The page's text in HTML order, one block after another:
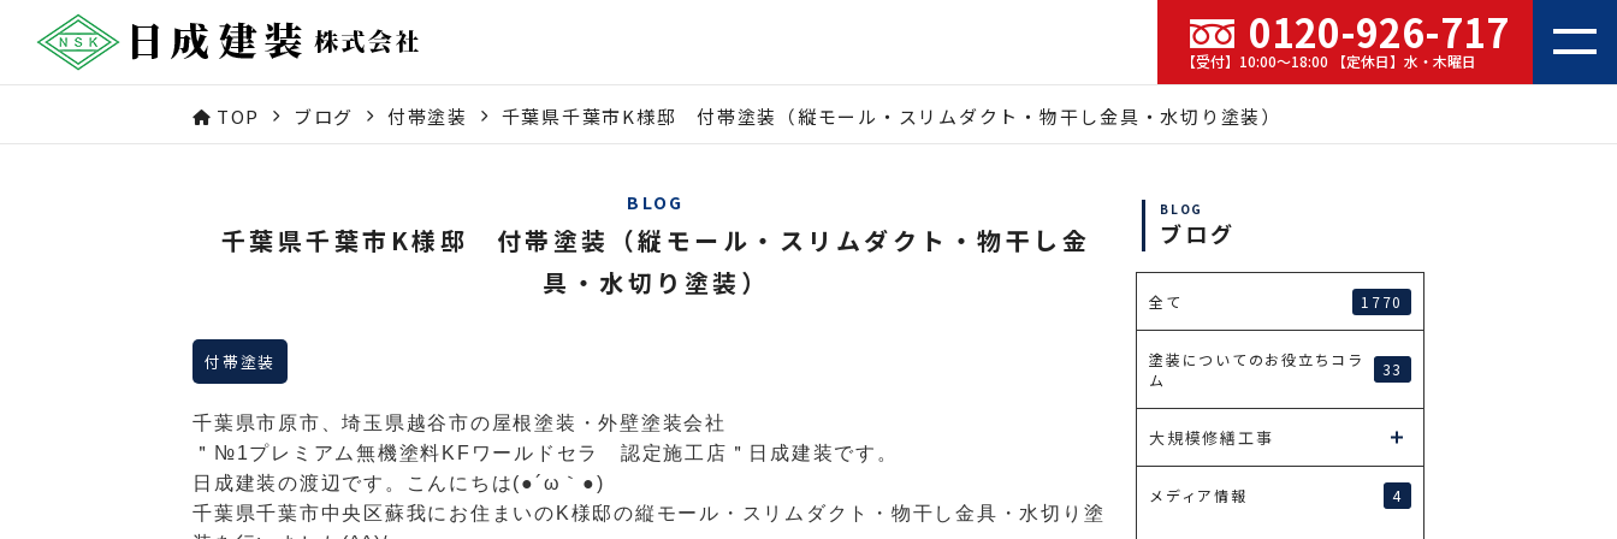
0120-926-717
【受付】10:00～18:00 【定休日】水・木曜日
TOP ブログ 付帯塗装 千葉県千葉市K様邸 付帯塗装（縦モール・スリムダクト・物干し金具・水切り塗装）
BLOG
千葉県千葉市K様邸 付帯塗装（縦モール・スリムダクト・物干し金
具・水切り塗装）
付帯塗装
千葉県市原市、埼玉県越谷市の屋根塗装・外壁塗装会社
＂№1プレミアム無機塗料KFワールドセラ 認定施工店＂日成建装です。
日成建装の渡辺です。こんにちは(●´ω｀●)
千葉県千葉市中央区蘇我にお住まいのK様邸の縦モール・スリムダクト・物干し金具・水切り 塗
BLOG
ブログ
全て 1770
塗装についてのお役立ちコラ
ム
33
大規模修繕工事
メディア情報 4